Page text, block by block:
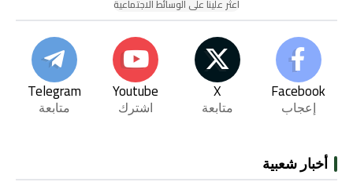
اعثر علينا على الوسائط الاجتماعية
Facebook
إعجاب
X
متابعة
Youtube
اشترك
Telegram
متابعة
أخبار شعبية